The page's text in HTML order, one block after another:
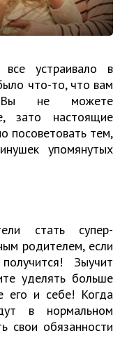
устраивало в
что-то, что вам
Вы не можете
зато настоящие
посоветовать тем,
упомянутых
стать супер-
родителем, если
Зыучит
уделять больше
его и себе! Когда
в нормальном
свои обязанности